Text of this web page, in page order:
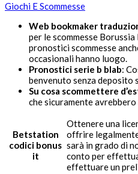
Giochi E Scommesse
Web bookmaker
per le scommesse
pronostici scommesse
occasionali hanno luogo.
Pronostici serie b blab:
benvenuto senza deposito
Su cosa scommettere
che sicuramente
Betstation
codici bonus
it
Ottenere una
offrire
sarà in grado di
conto per
effettuare un